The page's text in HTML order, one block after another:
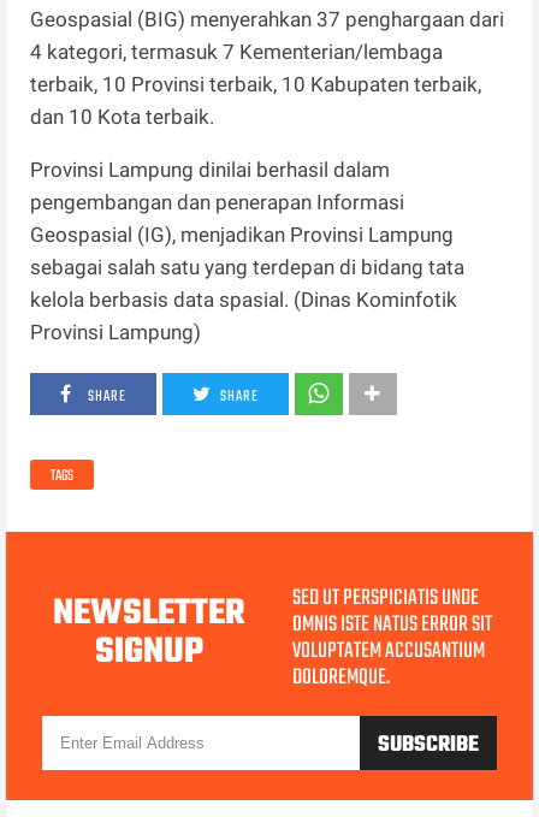
Geospasial (BIG) menyerahkan 37 penghargaan dari
4 kategori, termasuk 7 Kementerian/lembaga
terbaik, 10 Provinsi terbaik, 10 Kabupaten terbaik,
dan 10 Kota terbaik.
Provinsi Lampung dinilai berhasil dalam
pengembangan dan penerapan Informasi
Geospasial (IG), menjadikan Provinsi Lampung
sebagai salah satu yang terdepan di bidang tata
kelola berbasis data spasial. (Dinas Kominfotik
Provinsi Lampung)
SHARE SHARE
TAGS
NEWSLETTER
SIGNUP
SED UT PERSPICIATIS UNDE
OMNIS ISTE NATUS ERROR SIT
VOLUPTATEM ACCUSANTIUM
DOLOREMQUE.